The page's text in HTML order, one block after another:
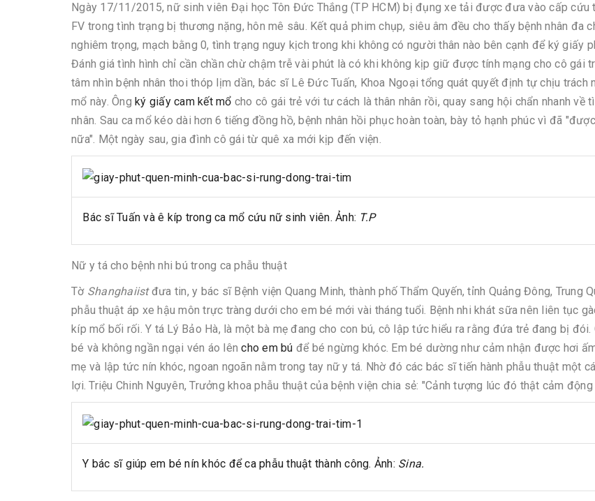
Ngày 17/11/2015, nữ sinh viên Đại học Tôn Đức Thắng (TP HCM) bị đụng xe tải được đưa vào cấp cứu
FV trong tình trạng bị thương nặng, hôn mê sâu. Kết quả phim chụp, siêu âm đều cho thấy bệnh nhân đa
nghiêm trọng, mạch bằng 0, tình trạng nguy kịch trong khi không có người thân nào bên cạnh để ký giấy
Đánh giá tình hình chỉ cần chần chừ chậm trễ vài phút là có khi không kịp giữ được tính mạng cho cô gái
tâm nhìn bệnh nhân thoi thóp lịm dần, bác sĩ Lê Đức Tuấn, Khoa Ngoại tổng quát quyết định tự chịu trách
mổ này. Ông ký giấy cam kết mổ cho cô gái trẻ với tư cách là thân nhân rồi, quay sang hội chẩn nhanh về
nhân. Sau ca mổ kéo dài hơn 6 tiếng đồng hồ, bệnh nhân hồi phục hoàn toàn, bày tỏ hạnh phúc vì đã
nữa". Một ngày sau, gia đình cô gái từ quê xa mới kịp đến viện.
Bác sĩ Tuấn và ê kíp trong ca mổ cứu nữ sinh viên. Ảnh: T.P
Nữ y tá cho bệnh nhi bú trong ca phẫu thuật
TờShanghaiistđưa tin, y bác sĩ Bệnh viện Quang Minh, thành phố Thẩm Quyến, tỉnh Quảng Đông, Trung
phẫu thuật áp xe hậu môn trực tràng dưới cho em bé mới vài tháng tuổi. Bệnh nhi khát sữa nên liên tục
kíp mổ bối rối. Y tá Lý Bảo Hà, là một bà mẹ đang cho con bú, cô lập tức hiểu ra rằng đứa trẻ đang bị đói.
bé và không ngần ngại vén áo lêncho em bú để bé ngừng khóc. Em bé dường như cảm nhận được hơi
mẹ và lập tức nín khóc, ngoan ngoãn nằm trong tay nữ y tá. Nhờ đó các bác sĩ tiến hành phẫu thuật một
lợi. Triệu Chinh Nguyên, Trưởng khoa phẫu thuật của bệnh viện chia sẻ: "Cảnh tượng lúc đó thật cảm động
Y bác sĩ giúp em bé nín khóc để ca phẫu thuật thành công. Ảnh: Sina.